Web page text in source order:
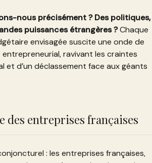
nous précisément ? Des politiques,
puissances étrangères ?Chaque
envisagée suscite une onde de
ravivant les craintes
et d’un déclassement face aux géants
des entreprises françaises
: les entreprises françaises,